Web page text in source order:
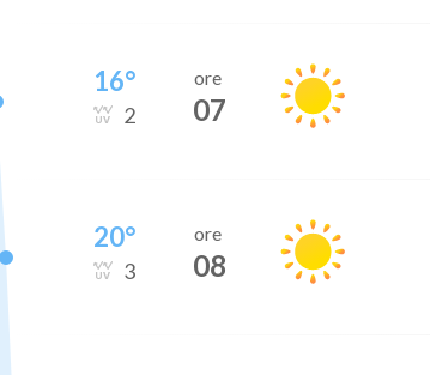
16°
2
ore
07
20°
3
ore
08